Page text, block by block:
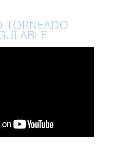
TORNEADO